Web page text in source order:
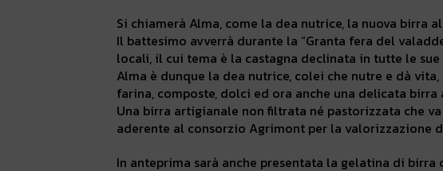
Si chiamerà Alma, come la dea nutrice, la nuova
Il battesimo avverrà durante la “Granta fera del
locali, il cui tema è la castagna declinata in tutte le
Alma è dunque la dea nutrice, colei che nutre e dà
farina, composte, dolci ed ora anche una delicata
Una birra artigianale non filtrata né pastorizzata che
aderente al consorzio Agrimont per la
In anteprima sarà anche presentata la gelatina di